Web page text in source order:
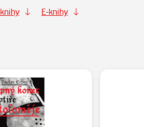
E-knihy